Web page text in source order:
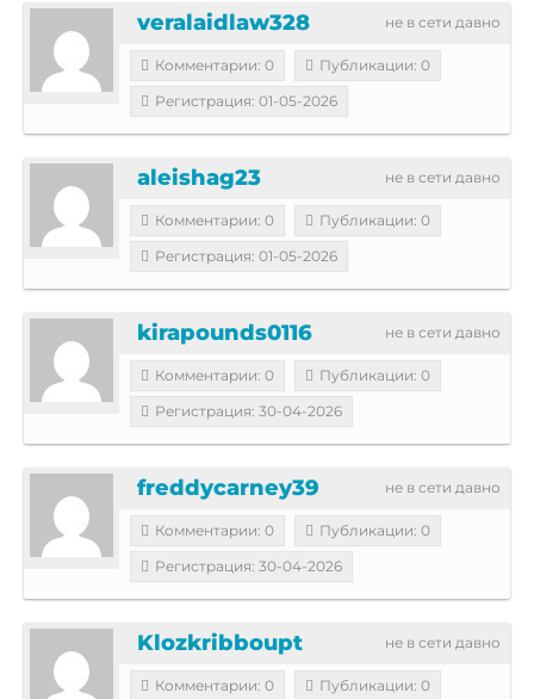
не в сети давно
veralaidlaw328
Комментарии: 0
Публикации: 0
Регистрация: 01-05-2026
не в сети давно
aleishag23
Комментарии: 0
Публикации: 0
Регистрация: 01-05-2026
не в сети давно
kirapounds0116
Комментарии: 0
Публикации: 0
Регистрация: 30-04-2026
не в сети давно
freddycarney39
Комментарии: 0
Публикации: 0
Регистрация: 30-04-2026
не в сети давно
Klozkribboupt
Комментарии: 0
Публикации: 0